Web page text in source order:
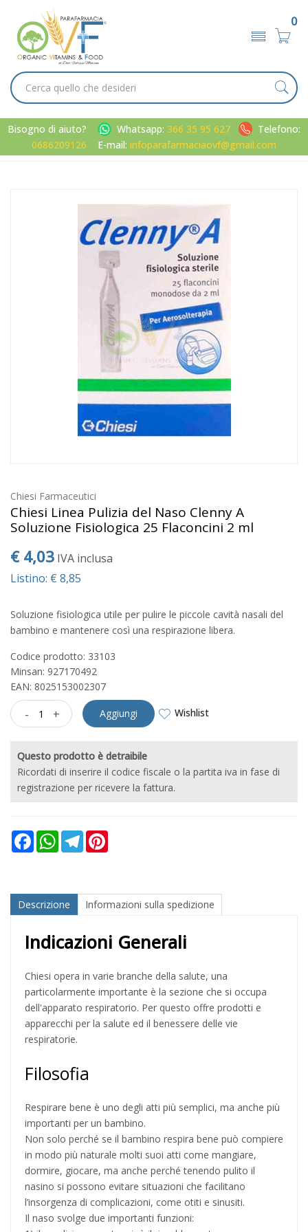
0
Bisogno di aiuto? Whatsapp: 366 35 95 627
Telefono:
0686209126
E-mail: infoparafarmaciaovf@gmail.com
Chiesi Farmaceutici
Chiesi Linea Pulizia del Naso Clenny A
Soluzione Fisiologica 25 Flaconcini 2 ml
€ 4,03 IVA inclusa
Listino: € 8,85
Soluzione fisiologica utile per pulire le piccole cavità nasali del
bambino e mantenere così una respirazione libera.
Codice prodotto: 33103
Minsan: 927170492
EAN: 8025153002307
- + Aggiungi Wishlist
Questo prodotto è detraibile
Ricordati di inserire il codice fiscale o la partita iva in fase di
registrazione per ricevere la fattura.
FacebookWhatsAppTelegram
Descrizione Informazioni sulla spedizione
Indicazioni Generali
Chiesi opera in varie branche della salute, una
particolarmente importante è la sezione che si occupa
dell'apparato respiratorio. Per questo offre prodotti e
apparecchi per la salute ed il benessere delle vie
respiratorie.
Filosofia
Respirare bene è uno degli atti più semplici, ma anche più
importanti per un bambino.
Non solo perché se il bambino respira bene può compiere
in modo più naturale molti suoi atti come mangiare,
dormire, giocare, ma anche perché tenendo pulito il
nasino si possono evitare situazioni che facilitano
l’insorgenza di complicazioni, come otiti e sinusiti.
Il naso svolge due importanti funzioni: